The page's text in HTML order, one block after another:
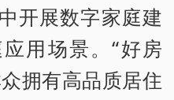
开展数字家庭建
用场景。“好房
拥有高品质居住